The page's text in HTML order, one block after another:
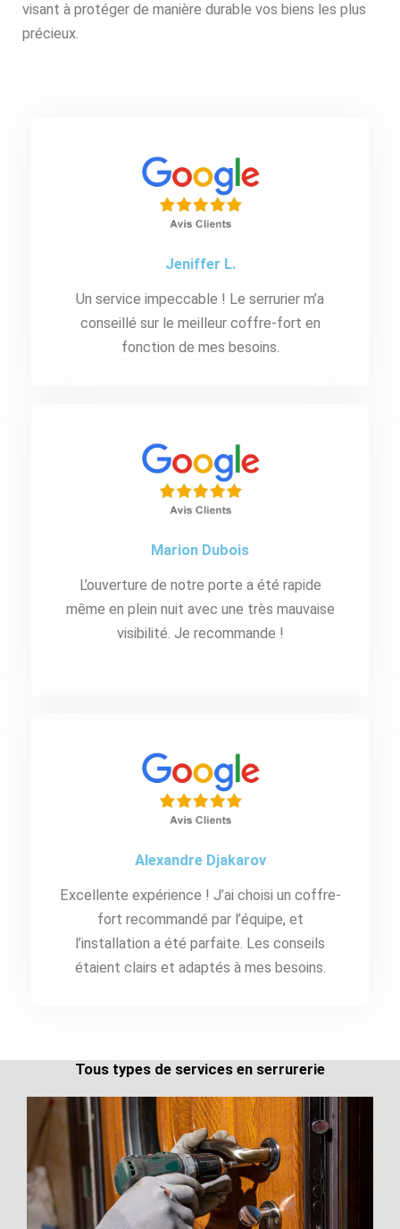
visant à protéger de manière durable vos biens les plus
précieux.
Jeniffer L.
Un service impeccable ! Le serrurier m’a
conseillé sur le meilleur coffre-fort en
fonction de mes besoins.
Marion Dubois
L’ouverture de notre porte a été rapide
même en plein nuit avec une très mauvaise
visibilité. Je recommande !
Alexandre Djakarov
Excellente expérience ! J’ai choisi un coffre-
fort recommandé par l’équipe, et
l’installation a été parfaite. Les conseils
étaient clairs et adaptés à mes besoins.
Tous types de services en serrurerie